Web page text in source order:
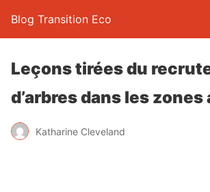
Blog Transition Eco
Leçons tirées du
d’arbres dans les zones
Katharine Cleveland